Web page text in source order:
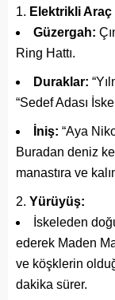
Elektrikli Araç
Güzergah:
Ring Hattı.
Duraklar:
“Sedef Adası
İniş: “Aya
Buradan deniz
manastıra ve
Yürüyüş:
İskeleden
ederek Maden
ve köşklerin
dakika sürer.